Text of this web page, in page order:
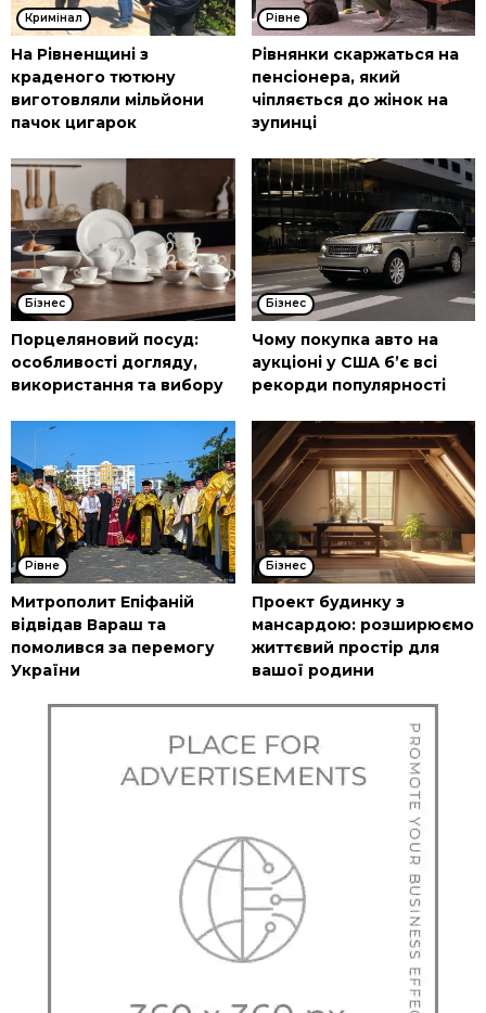
Кримінал
На Рівненщині з
краденого тютюну
виготовляли мільйони
пачок цигарок
Рівне
Рівнянки скаржаться на
пенсіонера, який
чіпляється до жінок на
зупинці
Бізнес
Порцеляновий посуд:
особливості догляду,
використання та вибору
Бізнес
Чому покупка авто на
аукціоні у США б’є всі
рекорди популярності
Рівне
Митрополит Епіфаній
відвідав Вараш та
помолився за перемогу
України
Бізнес
Проект будинку з
мансардою: розширюємо
життєвий простір для
вашої родини